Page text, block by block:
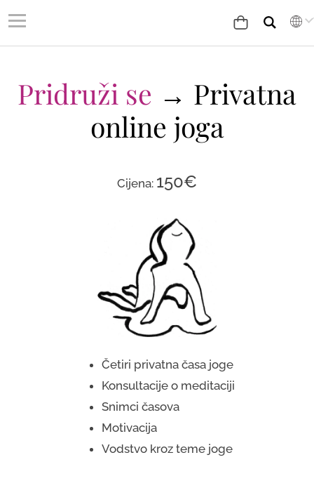
Pridruži se → Privatna
online joga
Cijena: 150€
Četiri privatna časa joge
Konsultacije o meditaciji
Snimci časova
Motivacija
Vodstvo kroz teme joge